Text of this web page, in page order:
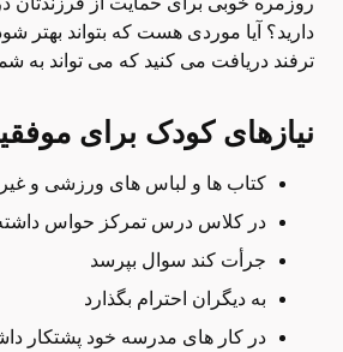
دارید؟ آیا موردی هست که بتواند بهتر
ترفند دریافت می کنید که می تواند به
نیازهای کودک برای
کتاب ها و لباس های ورزشی و غیره
در کلاس درس تمرکز حواس
جرأت کند سوال بپرسد
به دیگران احترام بگذارد
در کار های مدرسه خود پشتکار